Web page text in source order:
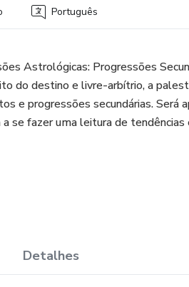
Português
Astrológicas: Progressões
do destino e livre-arbítrio, a
e progressões secundárias. Será
se fazer uma leitura de
Detalhes